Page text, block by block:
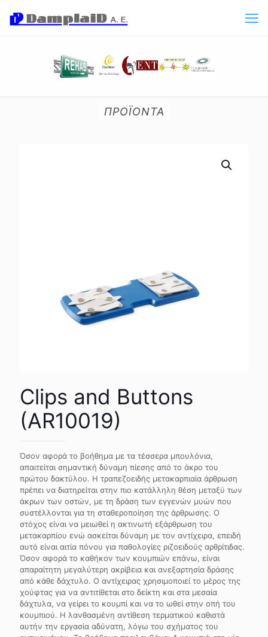
ΠΡΟΪΟΝΤΑ
Clips and Buttons
(AR10019)
Όσον αφορά το βοήθημα με τα τέσσερα μπουλόνια,
απαιτείται σημαντική δύναμη πίεσης από το άκρο του
πρώτου δακτύλου. Η τραπεζοειδής μετακαρπιαία άρθρωση
πρέπει να διατηρείται στην πιο κατάλληλη θέση μεταξύ των
άκρων των οστών, με τη δράση των εγγενών μυών που
συστέλλονται για τη σταθεροποίηση της άρθρωσης. Ο
στόχος είναι να μειωθεί η ακτινωτή εξάρθρωση του
μετακαρπίου ενώ ασκείται δύναμη με τον αντίχειρα, επειδή
αυτό είναι αιτία πόνου για παθολογίες ριζοειδούς αρθρίτιδας.
Όσον αφορά το καθήκον των κουμπιών επάνω, είναι
απαραίτητη μεγαλύτερη ακρίβεια και ανεξαρτησία δράσης
από κάθε δάχτυλο. Ο αντίχειρας χρησιμοποιεί το μέρος της
χούφτας για να αντιτίθεται στο δείκτη και στα μεσαία
δάχτυλα, να γείρει το κουμπί και να το ωθεί στην οπή του
κουμπιού. Η λανθασμένη αντίθεση τερματικού καθιστά
αυτήν την εργασία αδύνατη, λόγω του σχήματος του